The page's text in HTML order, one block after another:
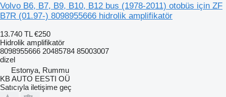
Volvo B6, B7, B9, B10, B12 bus (1978-2011) otobüs için ZF
B7R (01.97-) 8098955666 hidrolik amplifikatör
13.740 TL €250
Hidrolik amplifikatör
8098955666 20485784 85003007
dizel
Estonya, Rummu
KB AUTO EESTI OÜ
Satıcıyla iletişime geç